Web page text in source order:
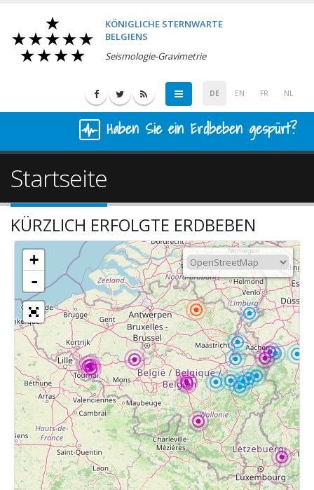
KÖNIGLICHE STERNWARTE
BELGIENS
Seismologie-Gravimetrie
DE EN FR NL
Haben Sie ein Erdbeben gespürt?
Startseite
KÜRZLICH ERFOLGTE ERDBEBEN
+
-